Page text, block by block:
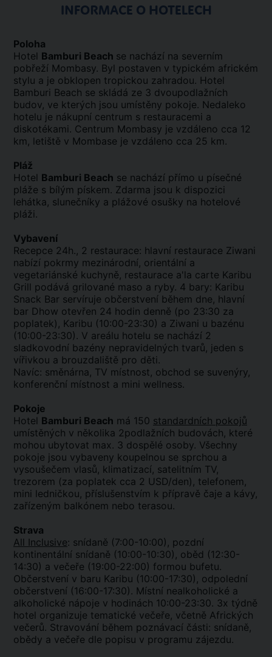
INFORMACE O HOTELECH
Poloha
Hotel Bamburi Beach se nachází na severním
pobřeží Mombasy. Byl postaven v typickém africkém
stylu a je obklopen tropickou zahradou. Hotel
Bamburi Beach se skládá ze 3 dvoupodlažních
budov, ve kterých jsou umístěny pokoje. Nedaleko
hotelu je nákupní centrum s restauracemi a
diskotékami. Centrum Mombasy je vzdáleno cca 12
km, letiště v Mombase je vzdáleno cca 25 km.
Pláž
Hotel Bamburi Beach se nachází přímo u písečné
pláže s bílým pískem. Zdarma jsou k dispozici
lehátka, slunečníky a plážové osušky na hotelové
pláži.
Vybavení
Recepce 24h., 2 restaurace: hlavní restaurace Ziwani
nabízí pokrmy mezinárodní, orientální a
vegetariánské kuchyně, restaurace a'la carte Karibu
Grill podává grilované maso a ryby. 4 bary: Karibu
Snack Bar servíruje občerstvení během dne, hlavní
bar Dhow otevřen 24 hodin denně (po 23:30 za
poplatek), Karibu (10:00-23:30) a Ziwani u bazénu
(10:00-23:30). V areálu hotelu se nachází 2
sladkovodní bazény nepravidelných tvarů, jeden s
vířivkou a brouzdaliště pro děti.
Navíc: směnárna, TV místnost, obchod se suvenýry,
konferenční místnost a mini wellness.
Pokoje
Hotel Bamburi Beach má 150 standardních pokojů
umístěných v několika 2podlažních budovách, které
mohou ubytovat max. 3 dospělé osoby. Všechny
pokoje jsou vybaveny koupelnou se sprchou a
vysoušečem vlasů, klimatizací, satelitním TV,
trezorem (za poplatek cca 2 USD/den), telefonem,
mini ledničkou, příslušenstvím k přípravě čaje a kávy,
zařízeným balkónem nebo terasou.
Strava
All Inclusive: snídaně (7:00-10:00), pozdní
kontinentální snídaně (10:00-10:30), oběd (12:30-
14:30) a večeře (19:00-22:00) formou bufetu.
Občerstvení v baru Karibu (10:00-17:30), odpolední
občerstvení (16:00-17:30). Místní nealkoholické a
alkoholické nápoje v hodinách 10:00-23:30. 3x týdně
hotel organizuje tematické večeře, včetně Afrických
večerů. Stravování během poznávací části: snídaně,
obědy a večeře dle popisu v programu zájezdu.